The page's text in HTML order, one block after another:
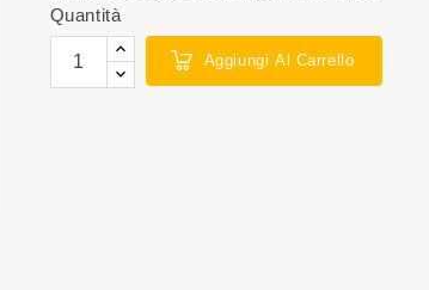
Quantità
Aggiungi Al Carrello